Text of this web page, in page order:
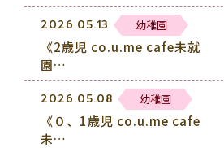
2026.05.13 幼稚園
《2歳児 co.u.me cafe未就
園…
2026.05.08 幼稚園
《０、1歳児 co.u.me cafe
未…